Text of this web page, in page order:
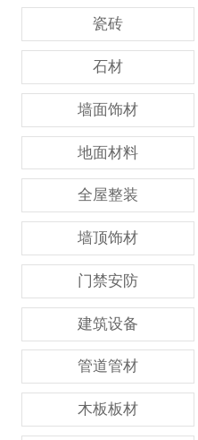
瓷砖
石材
墙面饰材
地面材料
全屋整装
墙顶饰材
门禁安防
建筑设备
管道管材
木板板材